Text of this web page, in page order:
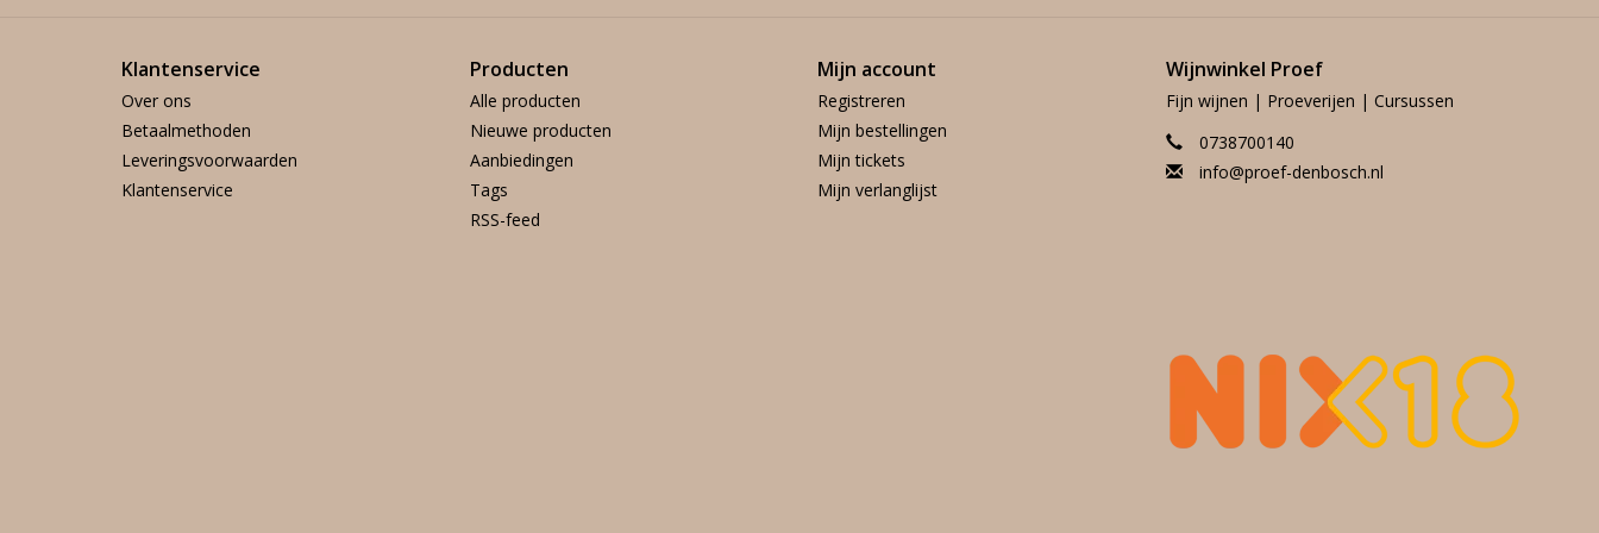
Klantenservice
Over ons
Betaalmethoden
Leveringsvoorwaarden
Klantenservice
Producten
Alle producten
Nieuwe producten
Aanbiedingen
Tags
RSS-feed
Mijn account
Registreren
Mijn bestellingen
Mijn tickets
Mijn verlanglijst
Wijnwinkel Proef
Fijn wijnen | Proeverijen | Cursussen
0738700140
info@proef-denbosch.nl